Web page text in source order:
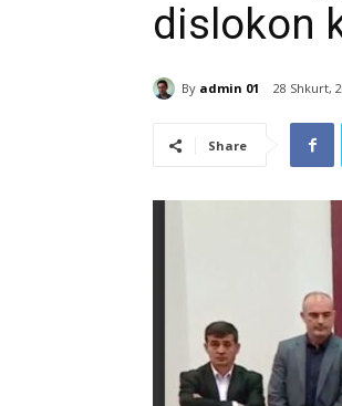
dislokon
By admin 01 28 Shkurt,
Share